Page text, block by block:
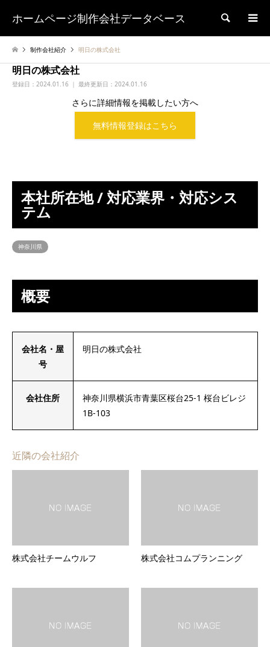
ホームページ制作会社データベース 検索
制作会社紹介 明日の株式会社
明日の株式会社
登録日： 2024.01.16 ｜ 最終更新日：2024.01.16
さらに詳細情報を掲載したい方へ
無料情報登録はこちら
本社所在地 / 対応業界・対応シス
テム
神奈川県
概要
会社名・屋
号
明日の株式会社
会社住所
神奈川県横浜市青葉区桜台25-1 桜台ビレジ
1B-103
近隣の会社紹介
株式会社チームウルフ 株式会社コムプランニング